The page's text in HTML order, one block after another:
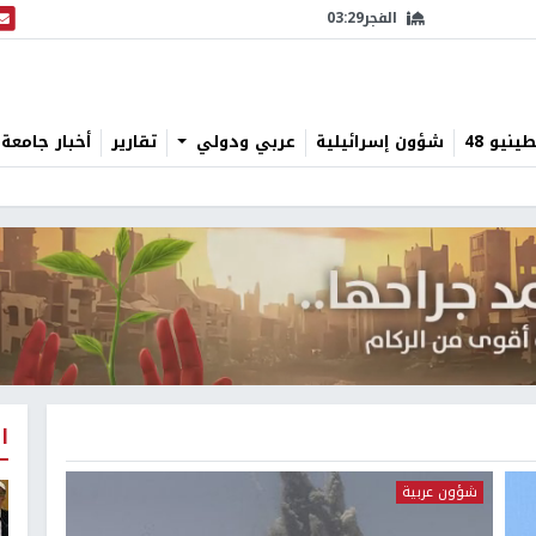
الفجر03:29
48 شؤون إسرائيلية عربي ودولي تقارير أخبار
شؤون عربية